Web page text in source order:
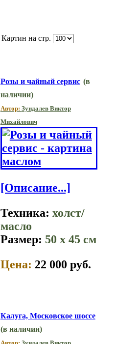
Картин на стр.
Розы и чайный сервис (в
наличии)
Автор: Зундалев Виктор
Михайлович
[Описание...]
Техника: холст/
масло
Размер: 50 x 45 см
Цена: 22 000 руб.
Калуга, Московское шоссе
(в наличии)